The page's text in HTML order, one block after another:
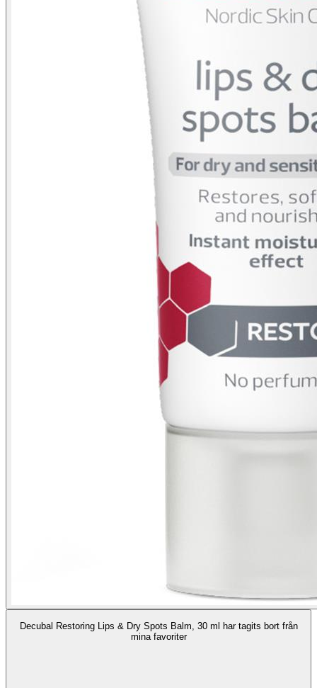
Decubal Restoring Lips & Dry Spots Balm, 30 ml har tagits bort från
mina favoriter